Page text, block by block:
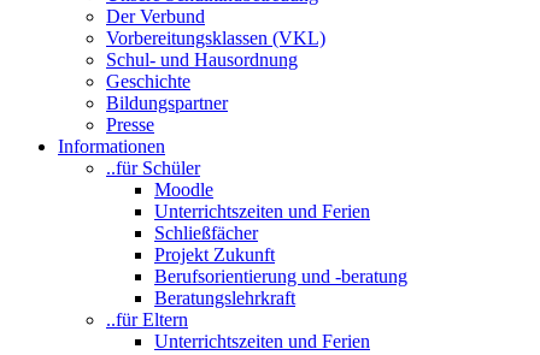
Der Verbund
Vorbereitungsklassen (VKL)
Schul- und Hausordnung
Geschichte
Bildungspartner
Presse
Informationen
..für Schüler
Moodle
Unterrichtszeiten und Ferien
Schließfächer
Projekt Zukunft
Berufsorientierung und -beratung
Beratungslehrkraft
..für Eltern
Unterrichtszeiten und Ferien